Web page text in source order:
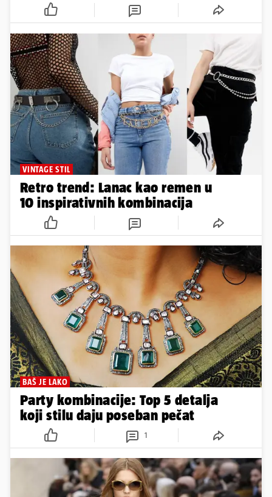
VINTAGE STIL
Retro trend: Lanac kao remen u
10 inspirativnih kombinacija
BAŠ JE LAKO
Party kombinacije: Top 5 detalja
koji stilu daju poseban pečat
1